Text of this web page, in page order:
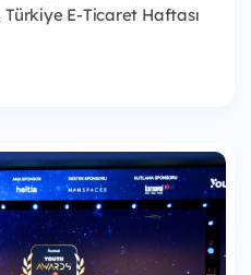
E-Ticaret Haftası